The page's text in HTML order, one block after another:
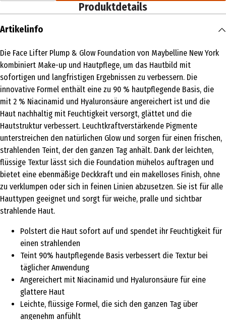
Produktdetails
Artikelinfo
Die Face Lifter Plump & Glow Foundation von Maybelline New York
kombiniert Make-up und Hautpflege, um das Hautbild mit
sofortigen und langfristigen Ergebnissen zu verbessern. Die
innovative Formel enthält eine zu 90 % hautpflegende Basis, die
mit 2 % Niacinamid und Hyaluronsäure angereichert ist und die
Haut nachhaltig mit Feuchtigkeit versorgt, glättet und die
Hautstruktur verbessert. Leuchtkraftverstärkende Pigmente
unterstreichen den natürlichen Glow und sorgen für einen frischen,
strahlenden Teint, der den ganzen Tag anhält. Dank der leichten,
flüssige Textur lässt sich die Foundation mühelos auftragen und
bietet eine ebenmäßige Deckkraft und ein makelloses Finish, ohne
zu verklumpen oder sich in feinen Linien abzusetzen. Sie ist für alle
Hauttypen geeignet und sorgt für weiche, pralle und sichtbar
strahlende Haut.
Polstert die Haut sofort auf und spendet ihr Feuchtigkeit für
einen strahlenden
Teint 90% hautpflegende Basis verbessert die Textur bei
täglicher Anwendung
Angereichert mit Niacinamid und Hyaluronsäure für eine
glattere Haut
Leichte, flüssige Formel, die sich den ganzen Tag über
angenehm anfühlt